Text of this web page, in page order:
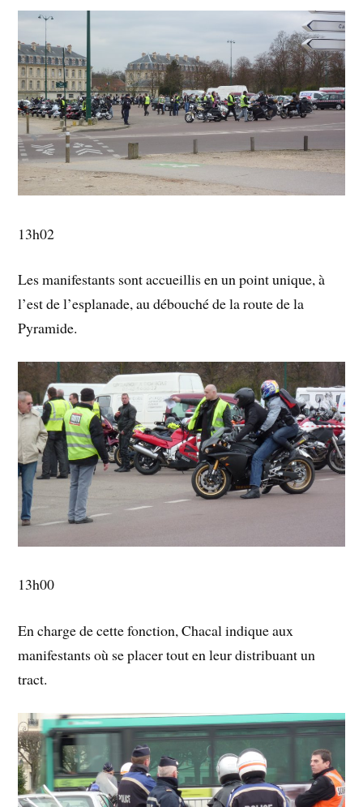
13h02
Les manifestants sont accueillis en un point unique, à
l’est de l’esplanade, au débouché de la route de la
Pyramide.
13h00
En charge de cette fonction, Chacal indique aux
manifestants où se placer tout en leur distribuant un
tract.